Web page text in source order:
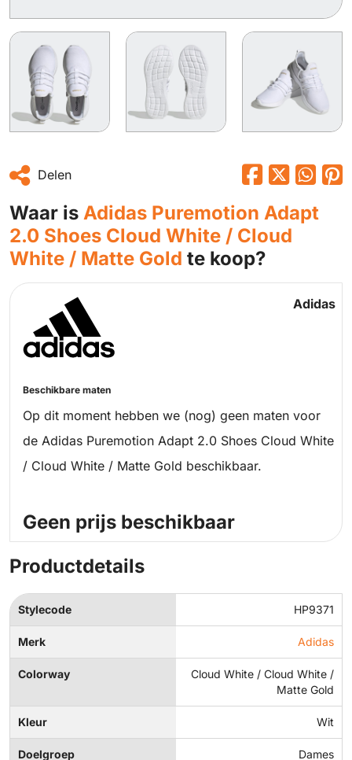
Delen
Waar is Adidas Puremotion Adapt
2.0 Shoes Cloud White / Cloud
White / Matte Gold te koop?
Adidas
Beschikbare maten
Op dit moment hebben we (nog) geen maten voor
de Adidas Puremotion Adapt 2.0 Shoes Cloud White
/ Cloud White / Matte Gold beschikbaar.
Geen prijs beschikbaar
Productdetails
Stylecode HP9371
Merk Adidas
Colorway
Cloud White / Cloud White /
Matte Gold
Kleur Wit
Doelgroep Dames